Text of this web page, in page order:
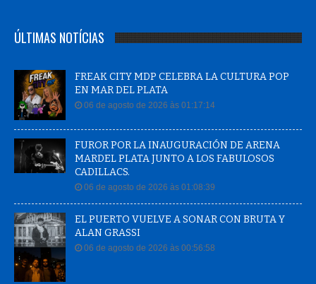
ÚLTIMAS NOTÍCIAS
FREAK CITY MDP CELEBRA LA CULTURA POP
EN MAR DEL PLATA
06 de agosto de 2026 às 01:17:14
FUROR POR LA INAUGURACIÓN DE ARENA
MARDEL PLATA JUNTO A LOS FABULOSOS
CADILLACS.
06 de agosto de 2026 às 01:08:39
EL PUERTO VUELVE A SONAR CON BRUTA Y
ALAN GRASSI
06 de agosto de 2026 às 00:56:58